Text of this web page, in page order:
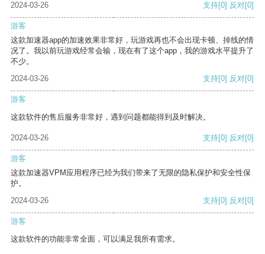
2024-03-26
支持[0] 反对[0]
游客
这款加速器app的加速效果非常好，玩游戏再也不会出现卡顿、掉线的情
况了。我以前玩游戏经常会输，现在有了这个app，我的游戏水平提升了
不少。
2024-03-26
支持[0] 反对[0]
游客
这款软件的售后服务非常好，遇到问题都能得到及时解决。
2024-03-26 支持[0] 反对[0]
游客
这款加速器VPM应用程序已经为我们带来了无限的隐私保护和安全性保
护。
2024-03-26
支持[0] 反对[0]
游客
这款软件的功能非常全面，可以满足我所有需求。